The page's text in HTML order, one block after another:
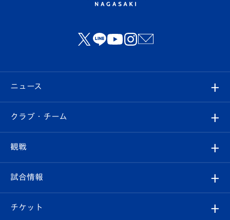
ニュース
すべて
クラブ
試合情報
クラブ・チーム
クラブ概要
観戦
観戦ルール
試合情報
試合日程/結果
チケット